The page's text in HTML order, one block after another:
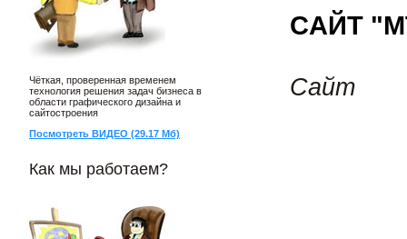
Чёткая, проверенная временем
технология решения задач бизнеса в
области графического дизайна и
сайтостроения
Посмотреть ВИДЕО (29.17 Мб)
Как мы работаем?
CАЙТ
Сайт